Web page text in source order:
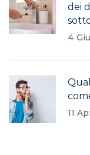
dei
4
11